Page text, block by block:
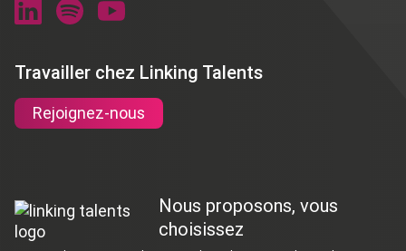
Travailler chez Linking Talents
Rejoignez-nous
Nous proposons, vous
choisissez